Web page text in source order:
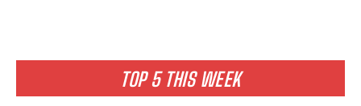
TOP 5 THIS WEEK